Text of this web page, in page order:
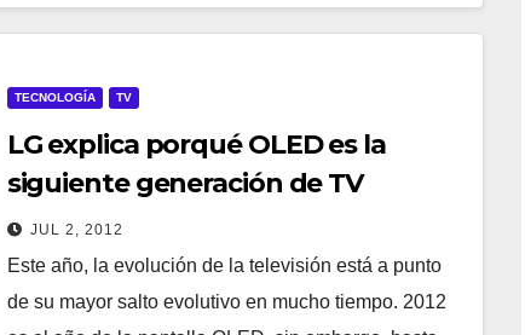
TECNOLOGÍA TV
LG explica porqué OLED es la
siguiente generación de TV
JUL 2, 2012
Este año, la evolución de la televisión está a punto
de su mayor salto evolutivo en mucho tiempo. 2012